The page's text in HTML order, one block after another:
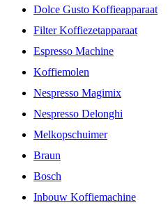
Dolce Gusto Koffieapparaat
Filter Koffiezetapparaat
Espresso Machine
Koffiemolen
Nespresso Magimix
Nespresso Delonghi
Melkopschuimer
Braun
Bosch
Inbouw Koffiemachine